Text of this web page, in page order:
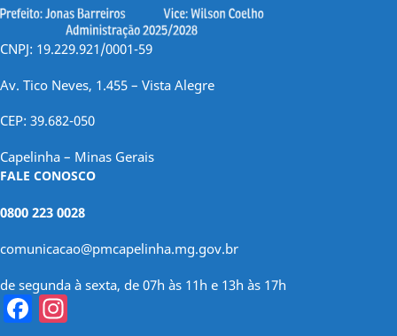
CNPJ: 19.229.921/0001-59
Av. Tico Neves, 1.455 – Vista Alegre
CEP: 39.682-050
Capelinha – Minas Gerais
FALE CONOSCO
0800 223 0028
comunicacao@pmcapelinha.mg.gov.br
de segunda à sexta, de 07h às 11h e 13h às 17h
Facebook